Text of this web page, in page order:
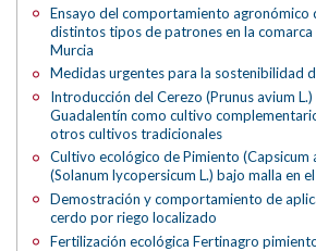
Ensayo del comportamiento agronómico
distintos tipos de patrones en la comarca
Murcia
Medidas urgentes para la sostenibilidad
Introducción del Cerezo (Prunus avium L.)
Guadalentín como cultivo
otros cultivos tradicionales
Cultivo ecológico de Pimiento (Capsicum
(Solanum lycopersicum L.) bajo malla en
Demostración y comportamiento de
cerdo por riego localizado
Fertilización ecológica Fertinagro